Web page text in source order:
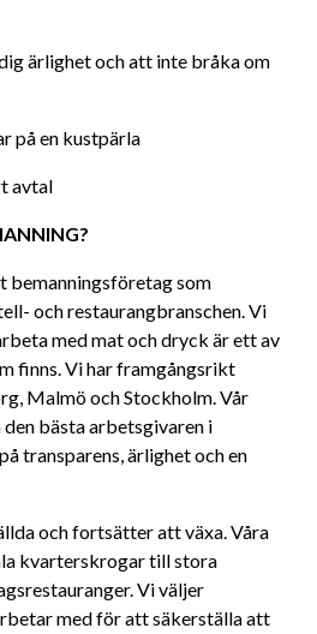
ärlighet och att inte bråka om
på en kustpärla
avtal
bemanningsföretag som
och restaurangbranschen. Vi
med mat och dryck är ett av
finns. Vi har framgångsrikt
Malmö och Stockholm. Vår
bästa arbetsgivaren i
transparens, ärlighet och en
och fortsätter att växa. Våra
kvarterskrogar till stora
Vi väljer
med för att säkerställa att